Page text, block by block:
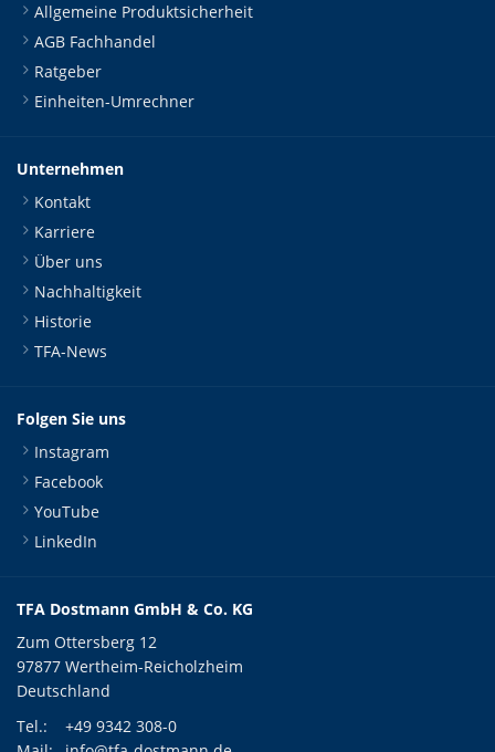
Allgemeine Produktsicherheit
AGB Fachhandel
Ratgeber
Einheiten-Umrechner
Unternehmen
Kontakt
Karriere
Über uns
Nachhaltigkeit
Historie
TFA-News
Folgen Sie uns
Instagram
Facebook
YouTube
LinkedIn
TFA Dostmann GmbH & Co. KG
Zum Ottersberg 12
97877 Wertheim-Reicholzheim
Deutschland
Tel.:
+49 9342 308-0